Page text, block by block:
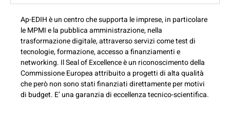
Ap-EDIH è un centro che supporta le imprese, in particolare
le MPMI e la pubblica amministrazione, nella
trasformazione digitale, attraverso servizi come test di
tecnologie, formazione, accesso a finanziamenti e
networking. Il Seal of Excellence è un riconoscimento della
Commissione Europea attribuito a progetti di alta qualità
che però non sono stati finanziati direttamente per motivi
di budget. E’ una garanzia di eccellenza tecnico-scientifica.